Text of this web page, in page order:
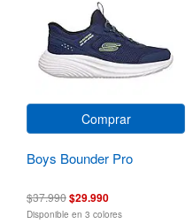
Comprar
Boys Bounder Pro
$37.990$29.990
Disponible en 3 colores